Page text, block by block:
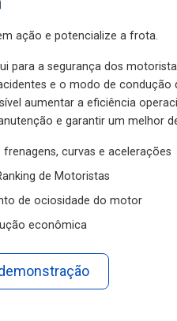
ação e potencialize a frota.
para a segurança dos
e o modo de
aumentar a eficiência
e garantir um melhor
curvas e acelerações
de Motoristas
de ociosidade do motor
econômica